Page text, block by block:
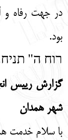
در جهت رفاه و
بود.
רוח ה"
گزارش رییس
شهر همدان
با سلام خدمت